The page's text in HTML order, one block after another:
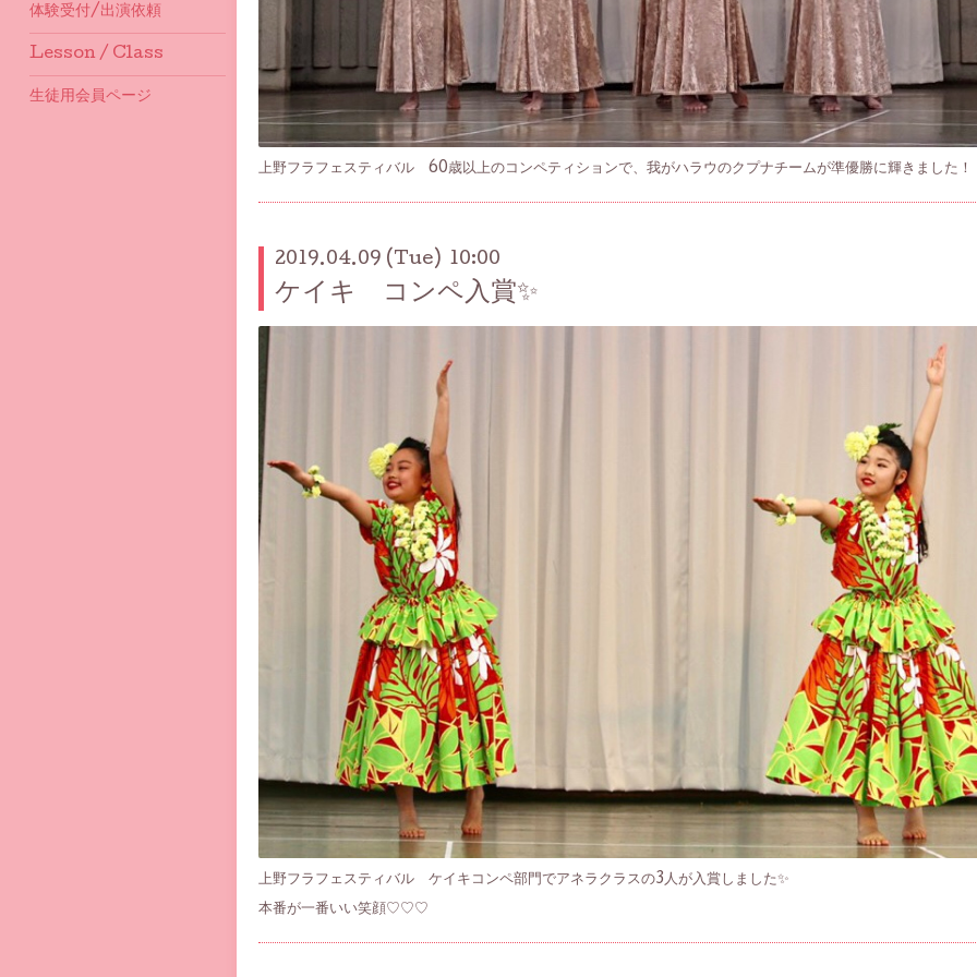
上野フラフェスティバル 60歳以上のコンペティションで、我がハラウのクプナチームが準優勝に輝きました！
2019.04.09 (Tue) 10:00
ケイキ コンペ入賞✨
上野フラフェスティバル ケイキコンペ部門でアネラクラスの3人が入賞しました✨
本番が一番いい笑顔♡♡♡
体験受付/出演依頼
Lesson / Class
生徒用会員ページ